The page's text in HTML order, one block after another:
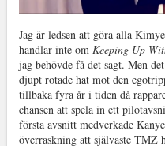
Jag är ledsen att göra alla
handlar inte om Keeping Up
jag behövde få det sagt. Men
djupt rotade hat mot den
tillbaka fyra år i tiden då
chansen att spela in ett
första avsnitt medverkade
överraskning att självaste TMZ